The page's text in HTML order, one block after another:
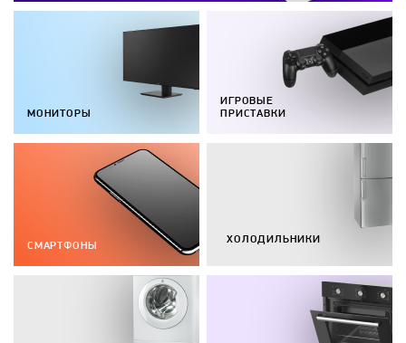
МОНИТОРЫ
ИГРОВЫЕ
ПРИСТАВКИ
СМАРТФОНЫ
ХОЛОДИЛЬНИКИ